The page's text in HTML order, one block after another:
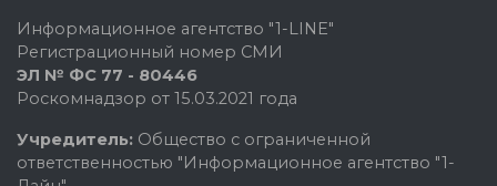
Информационное агентство "1-LINE"
Регистрационный номер СМИ
ЭЛ № ФС 77 - 80446
Роскомнадзор от 15.03.2021 года
Учредитель: Общество с ограниченной
ответственностью "Информационное агентство "1-